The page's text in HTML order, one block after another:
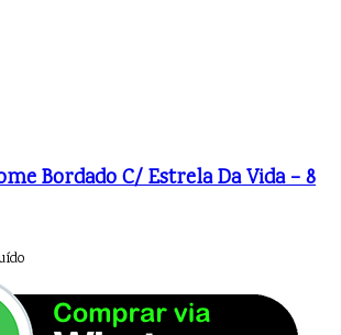
Bordado C/ Estrela Da Vida – 8